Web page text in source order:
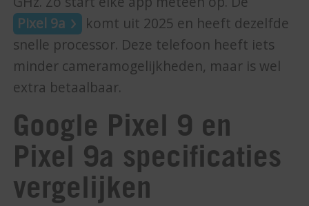
Pixel 9a
komt uit 2025 en heeft dezelfde
snelle processor. Deze telefoon heeft iets
minder cameramogelijkheden, maar is wel
extra betaalbaar.
Google Pixel 9 en
Pixel 9a specificaties
vergelijken